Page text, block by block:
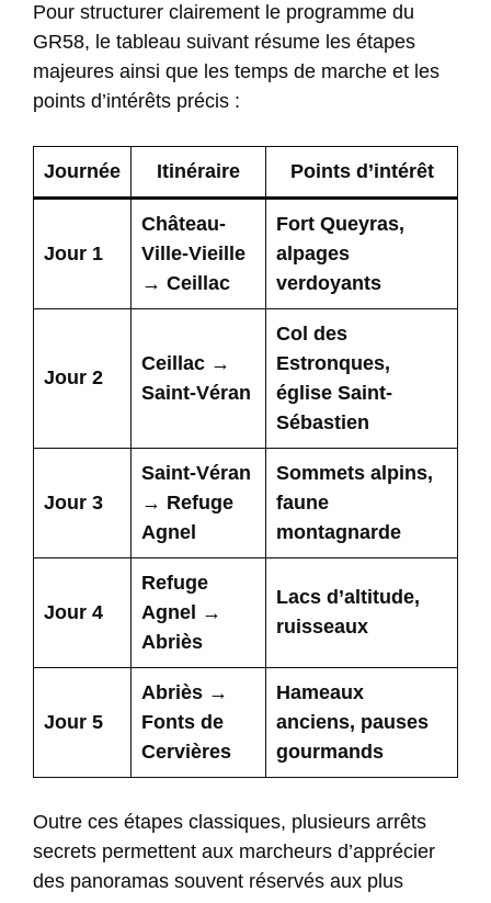
Pour structurer clairement le programme du
GR58, le tableau suivant résume les étapes
majeures ainsi que les temps de marche et les
points d’intérêts précis :
Journée Itinéraire Points d’intérêt
Jour 1
Château-
Ville-Vieille
→ Ceillac
Fort Queyras,
alpages
verdoyants
Jour 2
Ceillac →
Saint-Véran
Col des
Estronques,
église Saint-
Sébastien
Jour 3
Saint-Véran
→ Refuge
Agnel
Sommets alpins,
faune
montagnarde
Jour 4
Refuge
Agnel →
Abriès
Lacs d’altitude,
ruisseaux
Jour 5
Abriès →
Fonts de
Cervières
Hameaux
anciens, pauses
gourmands
Outre ces étapes classiques, plusieurs arrêts
secrets permettent aux marcheurs d’apprécier
des panoramas souvent réservés aux plus